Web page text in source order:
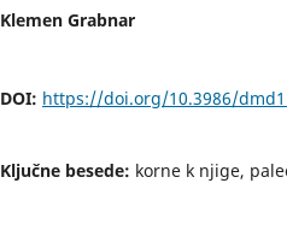
Klemen Grabnar
DOI: https://doi.org/10.3986/
Ključne besede: korne k njige,